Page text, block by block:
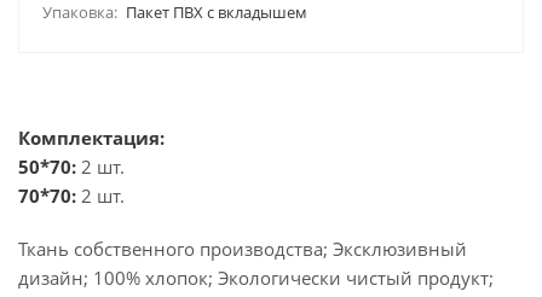
Упаковка: Пакет ПВХ с вкладышем
Комплектация:
50*70: 2 шт.
70*70: 2 шт.
Ткань собственного производства; Эксклюзивный
дизайн; 100% хлопок; Экологически чистый продукт;